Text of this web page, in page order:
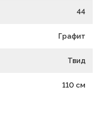
44
Графит
Твид
110 см